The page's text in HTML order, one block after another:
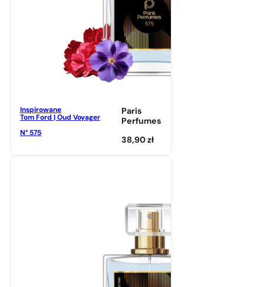
Inspirowane
Tom Ford | Oud Voyager
N° 575
Paris
Perfumes
38,90zł